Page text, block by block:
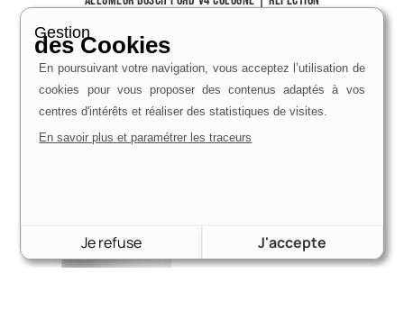
Voir le produit
Gestion
des Cookies
En poursuivant votre navigation, vous acceptez l’utilisation de
cookies pour vous proposer des contenus adaptés à vos
centres d'intérêts et réaliser des statistiques de visites.
En savoir plus et paramétrer les traceurs
Je refuse J'accepte